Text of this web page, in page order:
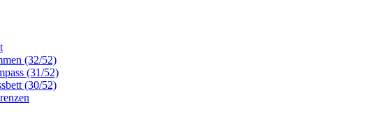
(32/52)
(31/52)
(30/52)